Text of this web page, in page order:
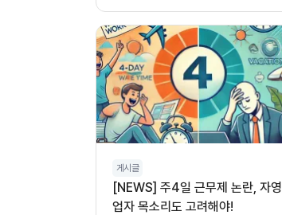
게시글
[NEWS] 주4일 근무제 논란, 자영
업자 목소리도 고려해야!